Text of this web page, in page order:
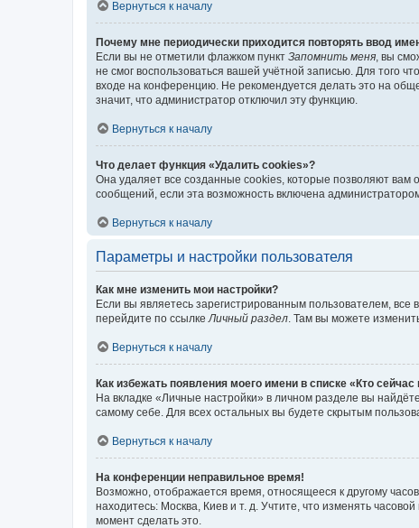
Вернуться к началу
Почему мне периодически приходится повторять ввод
Если вы не отметили флажком пункт Запомнить меня , вы
не смог воспользоваться вашей учётной записью. Для того
входе на конференцию. Не рекомендуется делать это на
значит, что администратор отключил эту функцию.
Вернуться к началу
Что делает функция «Удалить cookies»?
Она удаляет все созданные cookies, которые позволяют вам
сообщений, если эта возможность включена
Вернуться к началу
Параметры и настройки пользователя
Как мне изменить мои настройки?
Если вы являетесь зарегистрированным пользователем,
перейдите по ссылке Личный раздел . Там вы можете
Вернуться к началу
Как избежать появления моего имени в списке «Кто
На вкладке «Личные настройки» в личном разделе вы
самому себе. Для всех остальных вы будете скрытым
Вернуться к началу
На конференции неправильное время!
Возможно, отображается время, относящееся к другому
находитесь: Москва, Киев и т. д. Учтите, что изменять
момент сделать это.